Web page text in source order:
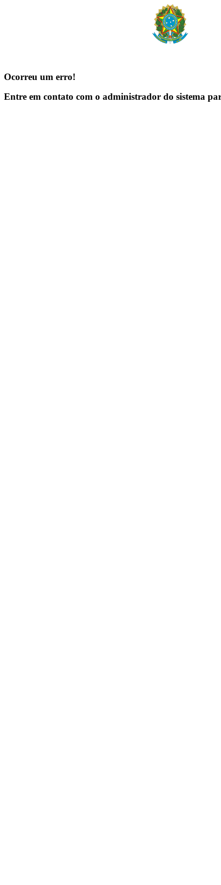
Ocorreu um erro!
Entre em contato com o administrador do sistema